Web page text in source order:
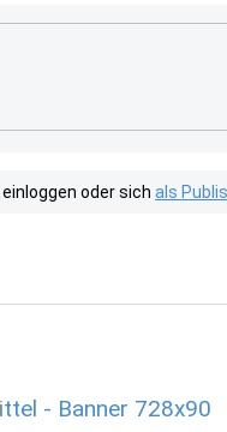
oder sich als
- Banner 728x90